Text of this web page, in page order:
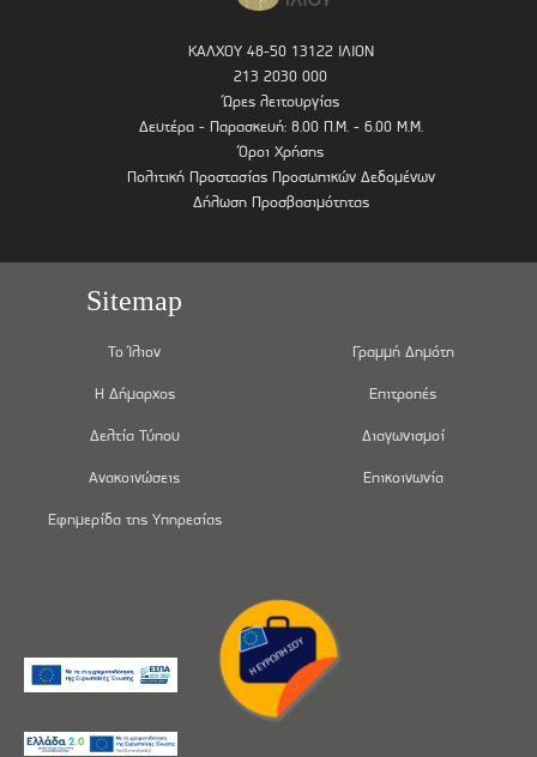
ΚΑΛΧΟΥ 48-50 13122 ΙΛΙΟΝ
213 2030 000
Ώρες λειτουργίας
Δευτέρα - Παρασκευή: 8.00 Π.Μ. - 6.00 Μ.Μ.
Όροι Χρήσης
Πολιτική Προστασίας Προσωπικών Δεδομένων
Δήλωση Προσβασιμότητας
Sitemap
Το Ίλιον
Η Δήμαρχος
Δελτία Τύπου
Ανακοινώσεις
Εφημερίδα της Υπηρεσίας
Γραμμή Δημότη
Επιτροπές
Διαγωνισμοί
Επικοινωνία